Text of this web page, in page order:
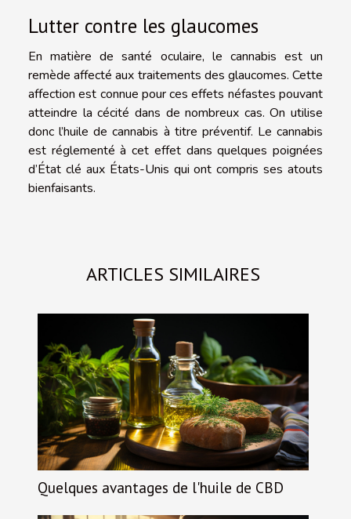
Lutter contre les glaucomes
En matière de santé oculaire, le cannabis est un
remède affecté aux traitements des glaucomes. Cette
affection est connue pour ces effets néfastes pouvant
atteindre la cécité dans de nombreux cas. On utilise
donc l’huile de cannabis à titre préventif. Le cannabis
est réglementé à cet effet dans quelques poignées
d’État clé aux États-Unis qui ont compris ses atouts
bienfaisants.
ARTICLES SIMILAIRES
Quelques avantages de l'huile de CBD